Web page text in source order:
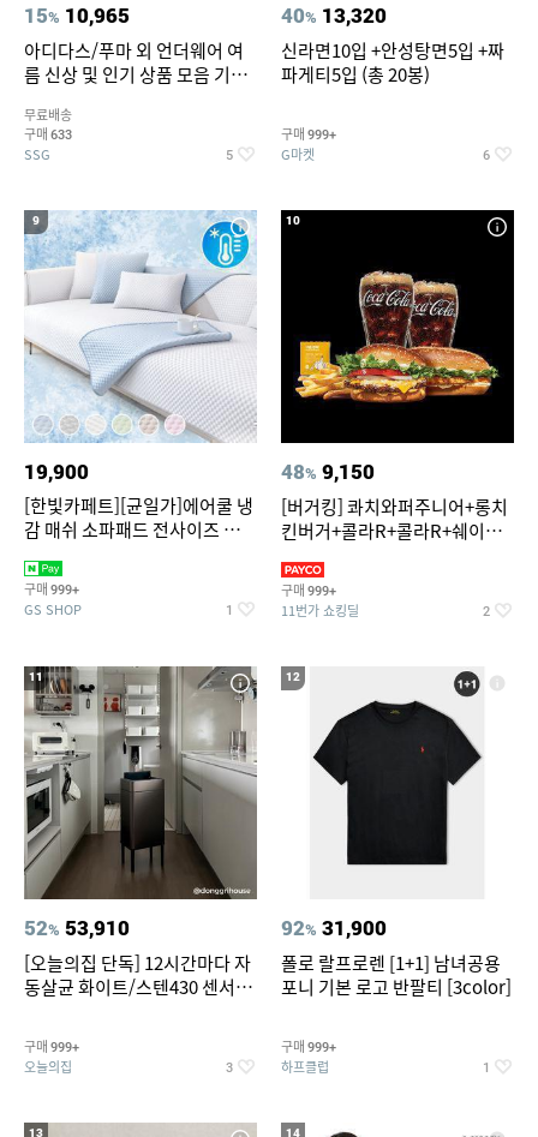
15% 10,965
아디다스/푸마 외 언더웨어 여
름 신상 및 인기 상품 모음 기획
무료배송
구매 633
SSG 5
40% 13,320
신라면10입 +안성탕면5입 +짜
파게티5입 (총 20봉)
구매 999+
G마켓 6
9
19,900
[한빛카페트][균일가]에어쿨 냉
감 매쉬 소파패드 전사이즈 균일
구매 999+
GS SHOP 1
10
48% 9,150
[버거킹] 콰치와퍼주니어+롱치
킨버거+콜라R+콜라R+쉐이킹
구매 999+
11번가 쇼킹딜 2
11
52% 53,910
[오늘의집 단독] 12시간마다 자
동살균 화이트/스텐430 센서휴
구매 999+
오늘의집 3
12
92% 31,900
폴로 랄프로렌 [1+1] 남녀공용
포니 기본 로고 반팔티 [3color]
구매 999+
하프클럽 1
13 14